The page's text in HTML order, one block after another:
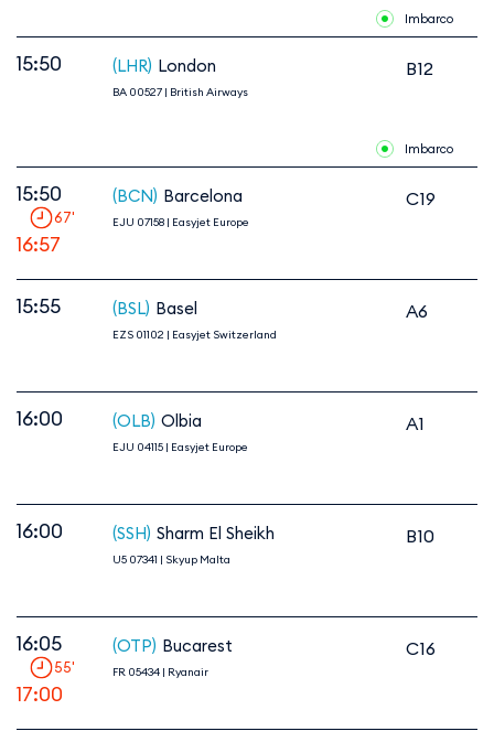
Imbarco
15:50 (LHR) London
BA 00527 | British Airways
B12
Imbarco
15:50
67'
16:57
(BCN) Barcelona
EJU 07158 | Easyjet Europe
C19
15:55 (BSL) Basel
EZS 01102 | Easyjet Switzerland
A6
16:00 (OLB) Olbia
EJU 04115 | Easyjet Europe
A1
16:00 (SSH) Sharm El Sheikh
U5 07341 | Skyup Malta
B10
16:05
55'
17:00
(OTP) Bucarest
FR 05434 | Ryanair
C16